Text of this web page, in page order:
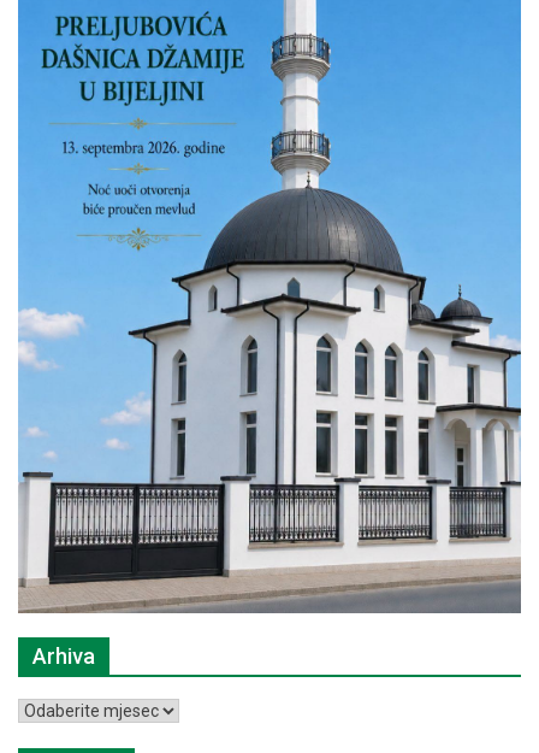
Arhiva
Arhiva